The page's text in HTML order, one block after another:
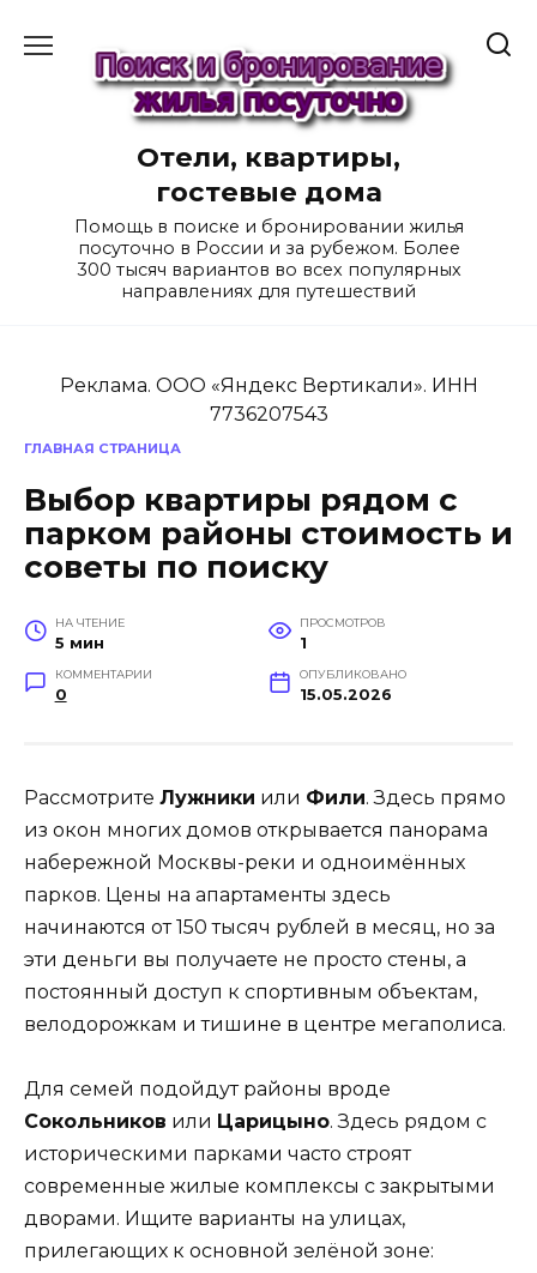
содержанию
Отели, квартиры,
гостевые дома
Помощь в поиске и бронировании жилья
посуточно в России и за рубежом. Более
300 тысяч вариантов во всех популярных
направлениях для путешествий
Реклама. ООО «Яндекс Вертикали». ИНН
7736207543
ГЛАВНАЯ СТРАНИЦА
Выбор квартиры рядом с
парком районы стоимость и
советы по поиску
НА ЧТЕНИЕ
5 мин
ПРОСМОТРОВ
1
КОММЕНТАРИИ
0
ОПУБЛИКОВАНО
15.05.2026
Рассмотрите Лужники или Фили. Здесь прямо
из окон многих домов открывается панорама
набережной Москвы-реки и одноимённых
парков. Цены на апартаменты здесь
начинаются от 150 тысяч рублей в месяц, но за
эти деньги вы получаете не просто стены, а
постоянный доступ к спортивным объектам,
велодорожкам и тишине в центре мегаполиса.
Для семей подойдут районы вроде
Сокольников или Царицыно. Здесь рядом с
историческими парками часто строят
современные жилые комплексы с закрытыми
дворами. Ищите варианты на улицах,
прилегающих к основной зелёной зоне: